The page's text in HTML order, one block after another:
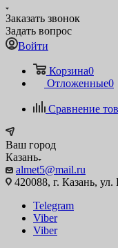
Заказать звонок
Задать вопрос
Войти
Корзина0
Отложенные0
Сравнение
Ваш город
Казань
almet5@mail.ru
420088, г. Казань,
Telegram
Viber
Viber